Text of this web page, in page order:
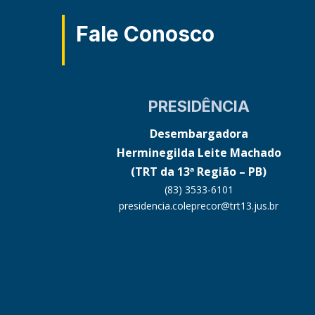
Fale Conosco
PRESIDÊNCIA
Desembargadora
Herminegilda Leite Machado
(TRT da 13ª Região – PB)
(83) 3533-6101
presidencia.coleprecor@trt13.jus.br